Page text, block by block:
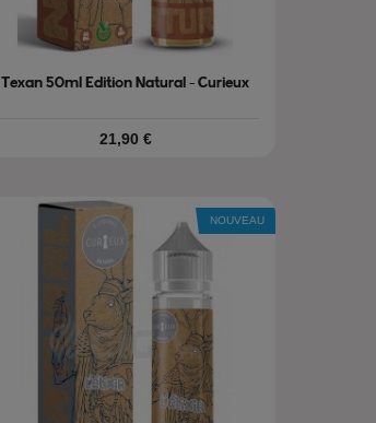
Texan 50ml Edition Natural - Curieux
Prix
21,90 €
NOUVEAU